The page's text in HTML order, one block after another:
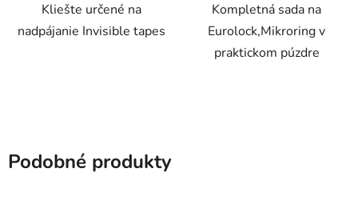
Kliešte určené na
nadpájanie Invisible tapes
Kompletná sada na
Eurolock,Mikroring v
praktickom púzdre
Podobné produkty